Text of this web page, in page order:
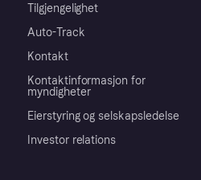
Tilgjengelighet
Auto-Track
Kontakt
Kontaktinformasjon for
myndigheter
Eierstyring og selskapsledelse
Investor relations